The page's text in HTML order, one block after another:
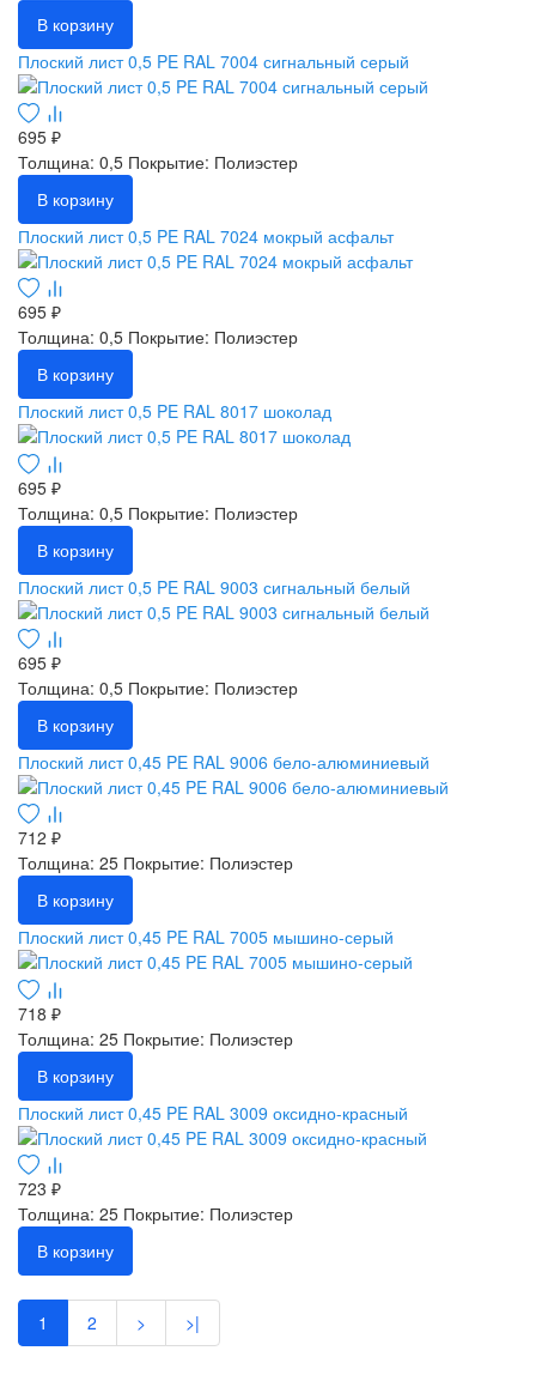
В корзину
Плоский лист 0,5 PE RAL 7004 сигнальный серый
695 ₽
Толщина: 0,5 Покрытие: Полиэстер
В корзину
Плоский лист 0,5 PE RAL 7024 мокрый асфальт
695 ₽
Толщина: 0,5 Покрытие: Полиэстер
В корзину
Плоский лист 0,5 PE RAL 8017 шоколад
695 ₽
Толщина: 0,5 Покрытие: Полиэстер
В корзину
Плоский лист 0,5 PE RAL 9003 сигнальный белый
695 ₽
Толщина: 0,5 Покрытие: Полиэстер
В корзину
Плоский лист 0,45 PE RAL 9006 бело-алюминиевый
712 ₽
Толщина: 25 Покрытие: Полиэстер
В корзину
Плоский лист 0,45 PE RAL 7005 мышино-серый
718 ₽
Толщина: 25 Покрытие: Полиэстер
В корзину
Плоский лист 0,45 PE RAL 3009 оксидно-красный
723 ₽
Толщина: 25 Покрытие: Полиэстер
В корзину
1 2 > >|